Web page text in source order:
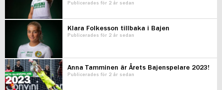
Publicerades för 2 år sedan
Klara Folkesson tillbaka i Bajen
Publicerades för 2 år sedan
Anna Tamminen är Årets Bajenspelare 2023!
Publicerades för 2 år sedan